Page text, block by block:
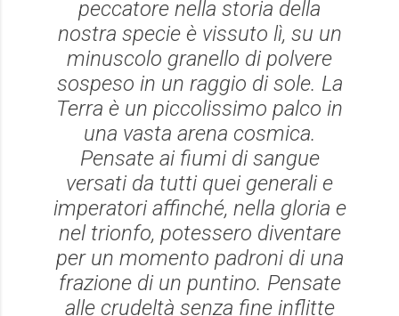
peccatore nella storia della
nostra specie è vissuto lì, su un
minuscolo granello di polvere
sospeso in un raggio di sole. La
Terra è un piccolissimo palco in
una vasta arena cosmica.
Pensate ai fiumi di sangue
versati da tutti quei generali e
imperatori affinché, nella gloria e
nel trionfo, potessero diventare
per un momento padroni di una
frazione di un puntino. Pensate
alle crudeltà senza fine inflitte